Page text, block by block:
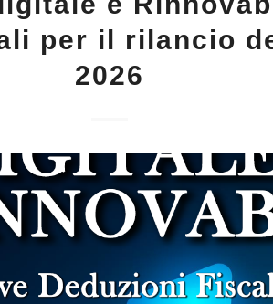
per il rilancio
2026